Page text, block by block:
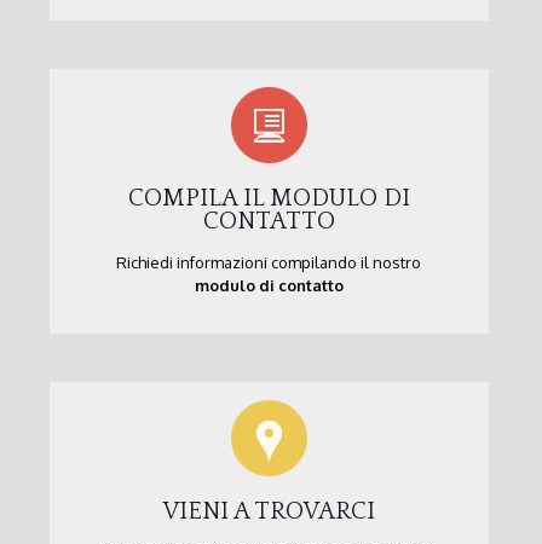
COMPILA IL MODULO DI
CONTATTO
Richiedi informazioni compilando il nostro
modulo di contatto
VIENI A TROVARCI